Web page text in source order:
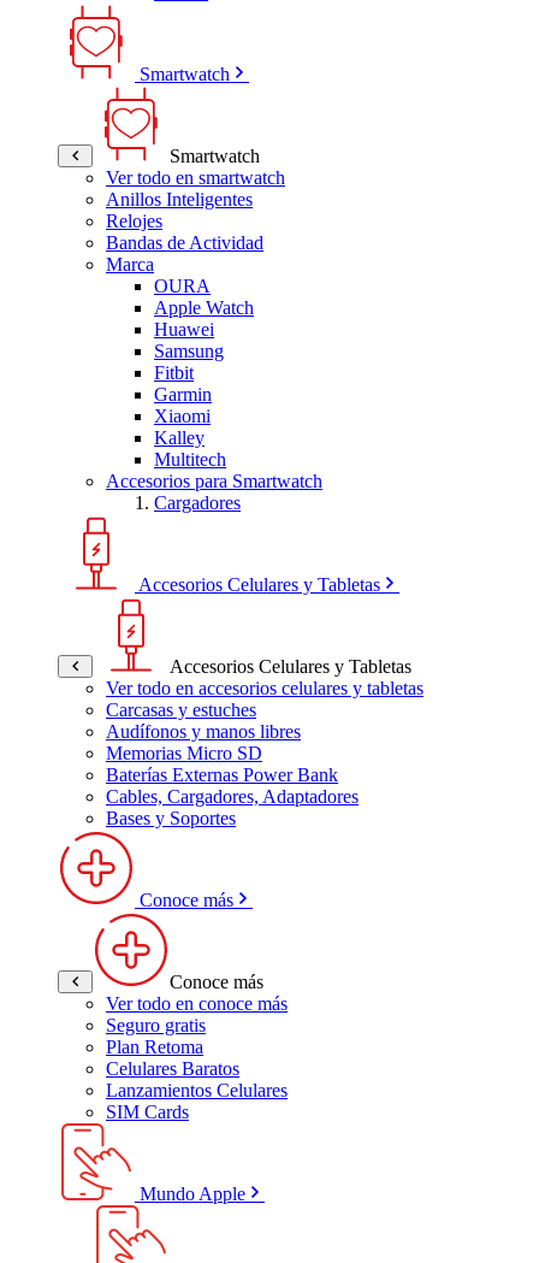
Smartwatch
Smartwatch
Ver todo en smartwatch
Anillos Inteligentes
Relojes
Bandas de Actividad
Marca
OURA
Apple Watch
Huawei
Samsung
Fitbit
Garmin
Xiaomi
Kalley
Multitech
Accesorios para Smartwatch
Cargadores
Accesorios Celulares y Tabletas
Accesorios Celulares y Tabletas
Ver todo en accesorios celulares y tabletas
Carcasas y estuches
Audífonos y manos libres
Memorias Micro SD
Baterías Externas Power Bank
Cables, Cargadores, Adaptadores
Bases y Soportes
Conoce más
Conoce más
Ver todo en conoce más
Seguro gratis
Plan Retoma
Celulares Baratos
Lanzamientos Celulares
SIM Cards
Mundo Apple